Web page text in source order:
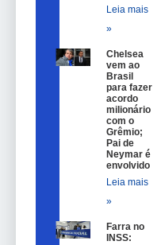
Leia mais
»
Chelsea
vem ao
Brasil
para fazer
acordo
milionário
com o
Grêmio;
Pai de
Neymar é
envolvido
Leia mais
»
Farra no
INSS: